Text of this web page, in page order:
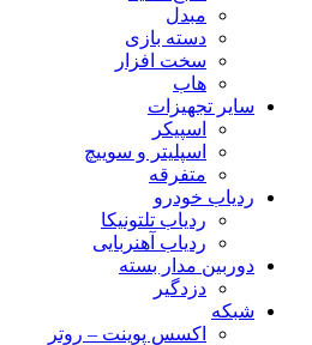
مبدل
دسته بازی
سخت افزار
هاب
سایر تجهیزات
اسپیکر
اسپلیتر و سوییچ
متفرقه
ردیاب خودرو
ردیاب تلتونیکا
ردیاب آهنربایی
دوربین مدار بسته
دزدگیر
شبکه
اکسس پوینت – روتر